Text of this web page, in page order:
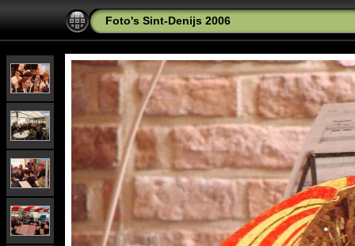
Foto's Sint-Denijs 2006